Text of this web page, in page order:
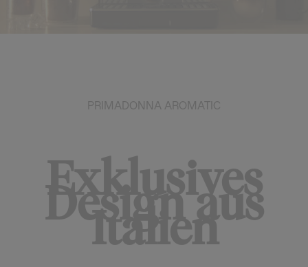
PRIMADONNA AROMATIC
Exklusives
Design aus
Italien